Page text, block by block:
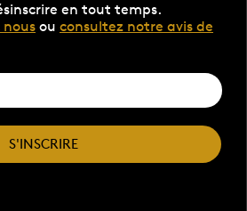
en tout temps.
ou consultez notre avis de
S'INSCRIRE